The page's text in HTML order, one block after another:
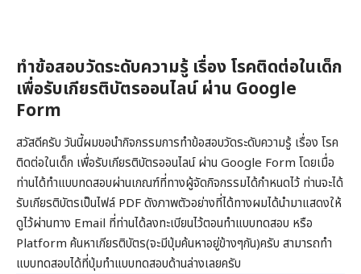
ทำข้อสอบวัดระดับความรู้ เรื่อง โรคติดต่อในเด็ก
เพื่อรับเกียรติบัตรออนไลน์ ผ่าน Google
Form
สวัสดีครับ วันนี้ผมขอนำกิจกรรมการทำข้อสอบวัดระดับความรู้ เรื่อง โรค
ติดต่อในเด็ก เพื่อรับเกียรติบัตรออนไลน์ ผ่าน Google Form โดยเมื่อ
ท่านได้ทำแบบทดสอบผ่านเกณฑ์ที่ทางผู้จัดกิจกรรมได้กำหนดไว้ ท่านจะได้
รับเกียรติบัตรเป็นไฟล์ PDF ดังภาพตัวอย่างที่ได้ทางผมได้นำมาแสดงให้
ดูไว้ผ่านทาง Email ที่ท่านได้ลงทะเบียนไว้ตอนทำแบบทดสอบ หรือ
Platform ค้นหาเกียรติบัตร(จะมีปุ่มค้นหาอยู่ข้างๆกัน)ครับ สามารถทำ
แบบทดสอบได้ที่ปุ่มทำแบบทดสอบด้านล่างเลยครับ